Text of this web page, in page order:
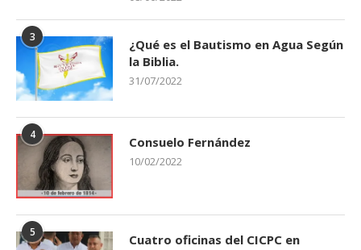
3
¿Qué es el Bautismo en Agua Según
la Biblia.
31/07/2022
4 Consuelo Fernández
10/02/2022
5
Cuatro oficinas del CICPC en